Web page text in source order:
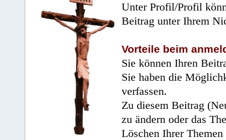
Unter Profil/Profil
Beitrag unter Ihrem
Vorteile beim
Sie können Ihren
Sie haben die
verfassen.
Zu diesem Beitrag
zu ändern oder das
Löschen Ihrer